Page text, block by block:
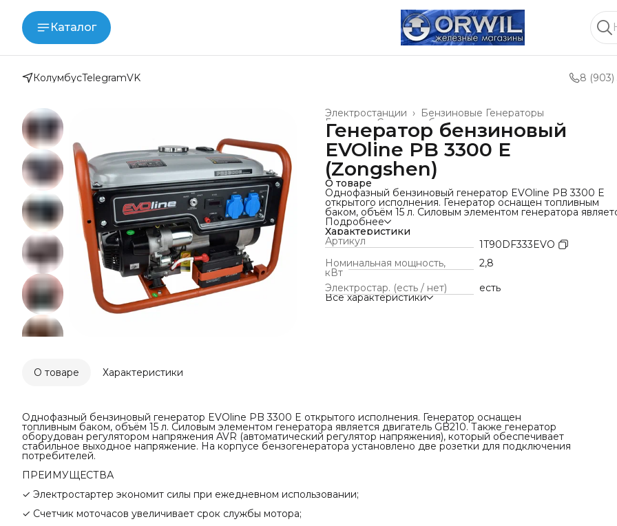
Каталог
КолумбусTelegramVK 8 (903)
Бензиновые Генераторы
Электростанции ›
Силовое оборудование и техника
Главная
Генератор бензиновый
EVOline PB 3300 E
(Zongshen)
О товаре
Однофазный бензиновый генератор EVOline PB 3300 E
открытого исполнения. Генератор оснащен топливным
баком, объём 15 л. Силовым элементом генератора
двигатель GB210. Также генератор оборудован
регулятором напряжения AVR (автоматический регулятор
напряжения), который обеспечивает стабильное
напряжение. На корпусе бензогенератора установлено
розетки для подключения потребителей.
ПРЕИМУЩЕСТВА
✓ Электростартер экономит силы при ежедневном
использовании;
✓ Счетчик моточасов увеличивает срок службы мотора;
Подробнее
Характеристики
Артикул
1T90DF333EVO
Номинальная мощность,
кВт
2,8
Электростар. (есть / нет)
есть
Все характеристики
О товаре Характеристики
Однофазный бензиновый генератор EVOline PB 3300 E открытого исполнения. Генератор оснащен
топливным баком, объём 15 л. Силовым элементом генератора является двигатель GB210. Также генератор
оборудован регулятором напряжения AVR (автоматический регулятор напряжения), который обеспечивает
стабильное выходное напряжение. На корпусе бензогенератора установлено две розетки для подключения
потребителей.
ПРЕИМУЩЕСТВА
✓ Электростартер экономит силы при ежедневном использовании;
✓ Счетчик моточасов увеличивает срок службы мотора;